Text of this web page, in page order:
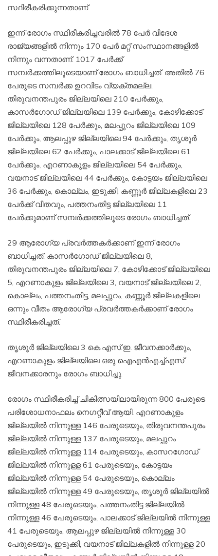
സ്ഥിരീകരിക്കുന്നതാണ്.
ഇന്ന് രോഗം സ്ഥിരീകരിച്ചവരില്‍ 78 പേര്‍ വിദേശ
രാജ്യങ്ങളില്‍ നിന്നും 170 പേര്‍ മറ്റ് സംസ്ഥാനങ്ങളില്‍
നിന്നും വന്നതാണ്. 1017 പേര്‍ക്ക്
സമ്പര്‍ക്കത്തിലൂടെയാണ് രോഗം ബാധിച്ചത്. അതില്‍ 76
പേരുടെ സമ്പര്‍ക്ക ഉറവിടം വ്യക്തമല്ല.
തിരുവനന്തപുരം ജില്ലയിലെ 210 പേര്‍ക്കും,
കാസര്‍ഗോഡ് ജില്ലയിലെ 139 പേര്‍ക്കും, കോഴിക്കോട്
ജില്ലയിലെ 128 പേര്‍ക്കും, മലപ്പുറം ജില്ലയിലെ 109
പേര്‍ക്കും, ആലപ്പുഴ ജില്ലയിലെ 94 പേര്‍ക്കും, തൃശൂര്‍
ജില്ലയിലെ 62 പേര്‍ക്കും, പാലക്കാട് ജില്ലയിലെ 61
പേര്‍ക്കും, എറണാകുളം ജില്ലയിലെ 54 പേര്‍ക്കും,
വയനാട് ജില്ലയിലെ 44 പേര്‍ക്കും, കോട്ടയം ജില്ലയിലെ
36 പേര്‍ക്കും, കൊല്ലം, ഇടുക്കി, കണ്ണൂര്‍ ജില്ലകളിലെ 23
പേര്‍ക്ക് വീതവും, പത്തനംതിട്ട ജില്ലയിലെ 11
പേര്‍ക്കുമാണ് സമ്പര്‍ക്കത്തിലൂടെ രോഗം ബാധിച്ചത്.
29 ആരോഗ്യ പ്രവര്‍ത്തകര്‍ക്കാണ് ഇന്ന് രോഗം
ബാധിച്ചത്. കാസര്‍ഗോഡ് ജില്ലയിലെ 8,
തിരുവനന്തപുരം ജില്ലയിലെ 7, കോഴിക്കോട് ജില്ലയിലെ
5, എറണാകുളം ജില്ലയിലെ 3, വയനാട് ജില്ലയിലെ 2,
കൊല്ലം, പത്തനംതിട്ട, മലപ്പുറം, കണ്ണൂര്‍ ജില്ലകളിലെ
ഒന്നും വീതം ആരോഗ്യ പ്രവര്‍ത്തകര്‍ക്കാണ് രോഗം
സ്ഥിരീകരിച്ചത്.
തൃശൂര്‍ ജില്ലയിലെ 3 കെ.എസ്.ഇ. ജീവനക്കാര്‍ക്കും,
എറണാകുളം ജില്ലയിലെ ഒരു ഐഎന്‍എച്ച്എസ്
ജീവനക്കാരനും രോഗം ബാധിച്ചു.
രോഗം സ്ഥിരീകരിച്ച് ചികിത്സയിലായിരുന്ന 800 പേരുടെ
പരിശോധനാഫലം നെഗറ്റീവ് ആയി. എറണാകുളം
ജില്ലയില്‍ നിന്നുള്ള 146 പേരുടെയും, തിരുവനന്തപുരം
ജില്ലയില്‍ നിന്നുള്ള 137 പേരുടെയും, മലപ്പുറം
ജില്ലയില്‍ നിന്നുള്ള 114 പേരുടെയും, കാസറഗോഡ്
ജില്ലയില്‍ നിന്നുള്ള 61 പേരുടെയും, കോട്ടയം
ജില്ലയില്‍ നിന്നുള്ള 54 പേരുടെയും, കൊല്ലം
ജില്ലയില്‍ നിന്നുള്ള 49 പേരുടെയും, തൃശൂര്‍ ജില്ലയില്‍
നിന്നുള്ള 48 പേരുടെയും, പത്തനംതിട്ട ജില്ലയില്‍
നിന്നുള്ള 46 പേരുടെയും, പാലക്കാട് ജില്ലയില്‍ നിന്നുള്ള
41 പേരുടെയും, ആലപ്പുഴ ജില്ലയില്‍ നിന്നുള്ള 30
പേരുടെയും, ഇടുക്കി, വയനാട് ജില്ലകളില്‍ നിന്നുള്ള 20